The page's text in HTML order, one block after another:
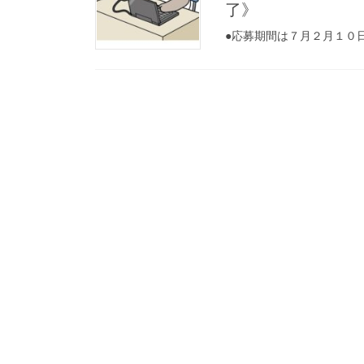
了》
●応募期間は７月２月１０